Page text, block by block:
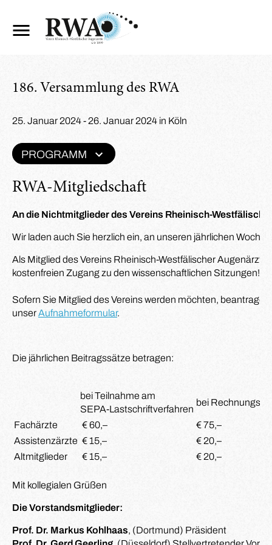
186. Versammlung des RWA
RWA-Mitgliedschaft
An die Nichtmitglieder des Vereins Rheinisch-
Wir laden auch Sie herzlich ein, an unseren jährlichen
Als Mitglied des Vereins Rheinisch-Westfälischer
kostenfreien Zugang zu den wissenschaftlichen Sitzungen!
Sofern Sie Mitglied des Vereins werden möchten,
unserAufnahmeformular.
Die jährlichen Beitragssätze betragen:
bei Teilnahme am
SEPA-Lastschriftverfahren
bei
Fachärzte € 60,–
€ 75,–
Assistenzärzte € 15,–
€ 20,–
Altmitglieder
€ 15,– € 20,–
Mit kollegialen Grüßen
Die Vorstandsmitglieder:
Prof. Dr. Markus Kohlhaas, (Dortmund) Präsident
25. Januar 2024 - 26. Januar 2024 in Köln
PROGRAMM